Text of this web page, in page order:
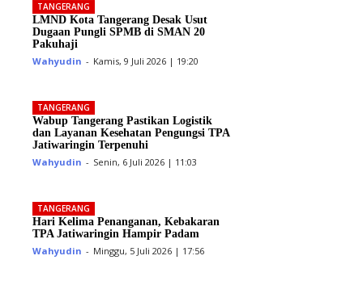
TANGERANG
LMND Kota Tangerang Desak Usut
Dugaan Pungli SPMB di SMAN 20
Pakuhaji
Wahyudin - Kamis, 9 Juli 2026 | 19:20
TANGERANG
Wabup Tangerang Pastikan Logistik
dan Layanan Kesehatan Pengungsi TPA
Jatiwaringin Terpenuhi
Wahyudin - Senin, 6 Juli 2026 | 11:03
TANGERANG
Hari Kelima Penanganan, Kebakaran
TPA Jatiwaringin Hampir Padam
Wahyudin - Minggu, 5 Juli 2026 | 17:56